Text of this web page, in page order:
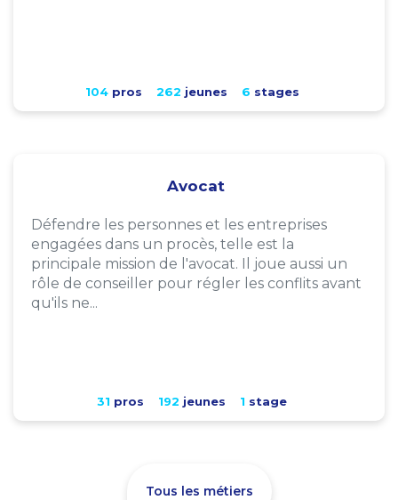
104pros 262 jeunes 6 stages
Avocat
Défendre les personnes et les entreprises
engagées dans un procès, telle est la
principale mission de l'avocat. Il joue aussi un
rôle de conseiller pour régler les conflits avant
qu'ils ne...
31 pros 192 jeunes 1 stage
Tous les métiers